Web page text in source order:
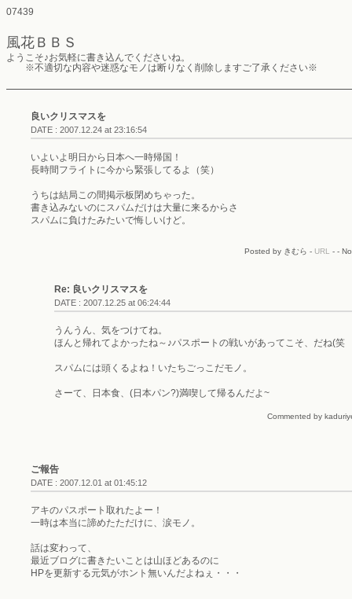
07439
風花ＢＢＳ
ようこそ♪お気軽に書き込んでくださいね。
※不適切な内容や迷惑なモノは断りなく削除しますご了承ください※
良いクリスマスを
DATE : 2007.12.24 at 23:16:54
いよいよ明日から日本へ一時帰国！
長時間フライトに今から緊張してるよ（笑）
うちは結局この間掲示板閉めちゃった。
書き込みないのにスパムだけは大量に来るからさ
スパムに負けたみたいで悔しいけど。
Posted by きむら - URL - -
Re: 良いクリスマスを
DATE : 2007.12.25 at 06:24:44
うんうん、気をつけてね。
ほんと帰れてよかったね～♪パスポートの戦いがあってこそ、だね(笑
スパムには頭くるよね！いたちごっこだモノ。
さーて、日本食、(日本パン?)満喫して帰るんだよ~
Commented by
ご報告
DATE : 2007.12.01 at 01:45:12
アキのパスポート取れたよー！
一時は本当に諦めたただけに、涙モノ。
話は変わって、
最近ブログに書きたいことは山ほどあるのに
HPを更新する元気がホント無いんだよねぇ・・・